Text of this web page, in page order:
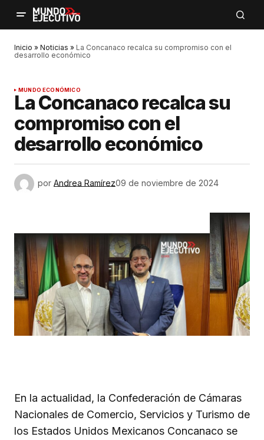
Inicio » Noticias » La Concanaco recalca su compromiso con el
desarrollo económico
MUNDO ECONÓMICO
La Concanaco recalca su
compromiso con el
desarrollo económico
por Andrea Ramírez09 de noviembre de 2024
En la actualidad, la Confederación de Cámaras
Nacionales de Comercio, Servicios y Turismo de
los Estados Unidos Mexicanos Concanaco se